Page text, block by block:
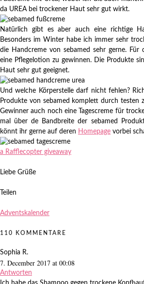
da UREA bei trockener Haut sehr gut wirkt.
Natürlich gibt es aber auch eine richtige
Besonders im Winter habe ich immer sehr
die Handcreme von sebamed sehr gerne. Für
eine Pflegelotion zu gewinnen. Die Produkte
Haut sehr gut geeignet.
Und welche Körperstelle darf nicht fehlen?
Produkte von sebamed komplett durch testen
Gewinner auch noch eine Tagescreme für
mal über de Bandbreite der sebamed
könnt ihr gerne auf deren Homepage vorbei
a Rafflecopter giveaway
Liebe Grüße
Teilen
Adventskalender
110 KOMMENTARE
Sophia R.
7. December 2017 at 00:08
Antworten